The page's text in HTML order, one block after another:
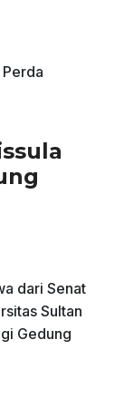
dari Senat
Sultan
Gedung